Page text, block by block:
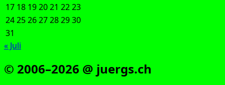
17 18 192021 2223
24252627282930
31
« Juli
© 2006–2026 @ juergs.ch